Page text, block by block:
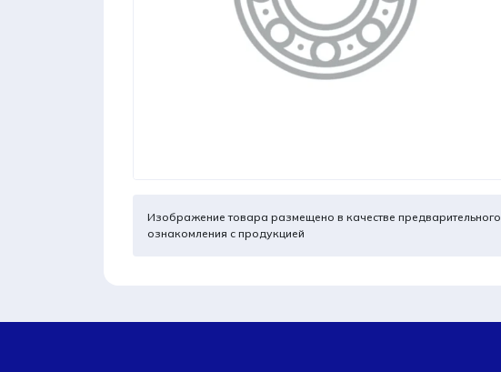
Изображение товара размещено в качестве предварительного
ознакомления с продукцией